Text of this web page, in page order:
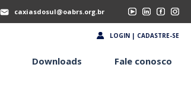
caxiasdosul@oabrs.org.br
Downloads Fale conosco
LOGIN | CADASTRE-SE